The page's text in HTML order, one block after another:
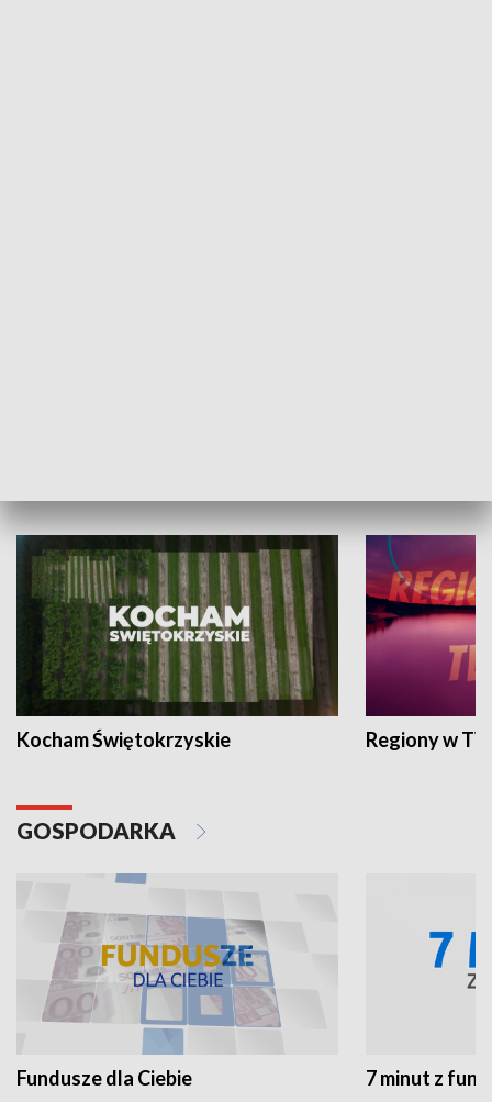
Kocham Świętokrzyskie Regiony w
GOSPODARKA
Fundusze dla Ciebie 7 minut z